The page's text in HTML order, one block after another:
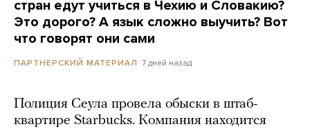
стран едут учиться в Чехию и Словакию?
Это дорого? А язык сложно выучить? Вот
что говорят они сами
ПАРТНЕРСКИЙ МАТЕРИАЛ 7 дней назад
Полиция Сеула провела обыски в штаб-
квартире Starbucks. Компания находится